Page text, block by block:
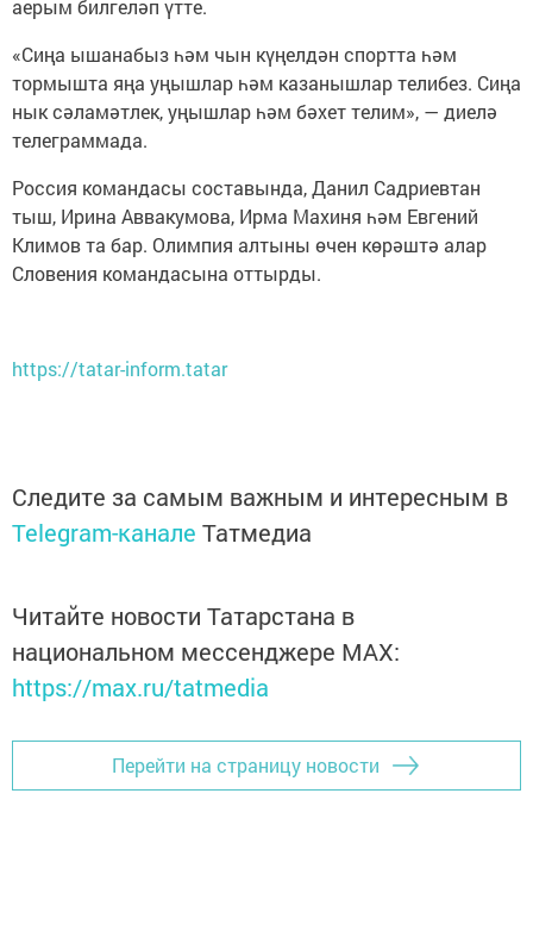
аерым билгеләп үтте.
«Сиңа ышанабыз һәм чын күңелдән спортта һәм
тормышта яңа уңышлар һәм казанышлар телибез. Сиңа
нык сәламәтлек, уңышлар һәм бәхет телим», — диелә
телеграммада.
Россия командасы составында, Данил Садриевтан
тыш, Ирина Аввакумова, Ирма Махиня һәм Евгений
Климов та бар. Олимпия алтыны өчен көрәштә алар
Словения командасына оттырды.
https://tatar-inform.tatar
Следите за самым важным и интересным в
Telegram-канале Татмедиа
Читайте новости Татарстана в
национальном мессенджере MАХ:
https://max.ru/tatmedia
Перейти на страницу новости